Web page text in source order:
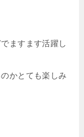
ますます活躍し
かとても楽しみ